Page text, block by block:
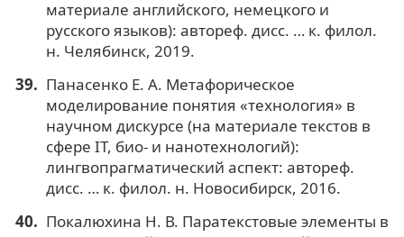
материале английского, немецкого и
русского языков): автореф. дисс. … к. филол.
н. Челябинск, 2019.
Панасенко Е. А. Метафорическое
моделирование понятия «технология» в
научном дискурсе (на материале текстов в
сфере IT, био- и нанотехнологий):
лингвопрагматический аспект: автореф.
дисс. … к. филол. н. Новосибирск, 2016.
Покалюхина Н. В. Паратекстовые элементы в